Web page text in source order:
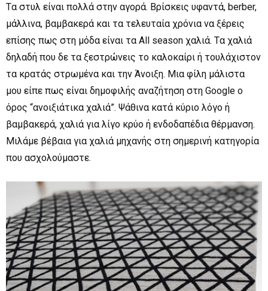
Tα στυλ είναι πολλά στην αγορά. Βρίσκεις υφαντά, berber,
μάλλινα, βαμβακερά και τα τελευταία χρόνια να ξέρεις
επίσης πως στη μόδα είναι τα All season χαλιά. Tα χαλιά
δηλαδή που δε τα ξεστρώνεις το καλοκαίρι ή τουλάχιστον
τα κρατάς στρωμένα και την Άνοιξη. Μια φίλη μάλιστα
μου είπε πως είναι δημοφιλής αναζήτηση στη Google ο
όρος “ανοιξιάτικα χαλιά”. Ψάθινα κατά κύριο λόγο ή
βαμβακερά, χαλιά για λίγο κρύο ή ενδοδαπέδια θέρμανση.
Μιλάμε βέβαια για χαλιά μηχανής στη σημερινή κατηγορία
που ασχολούμαστε.